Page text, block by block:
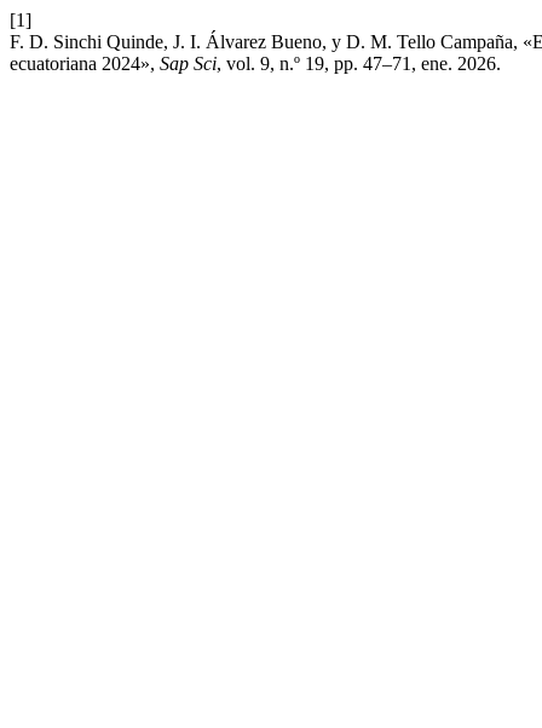
[1]
F. D. Sinchi Quinde, J. I. Álvarez Bueno, y D. M. Tello Campaña,
ecuatoriana 2024», Sap Sci, vol. 9, n.º 19, pp. 47–71, ene. 2026.